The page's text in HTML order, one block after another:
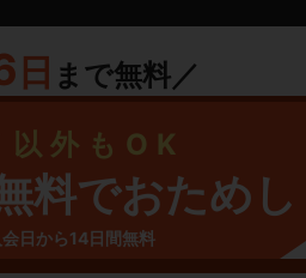
日 まで無料／
以外もOK
料でおためし
日から14日間無料